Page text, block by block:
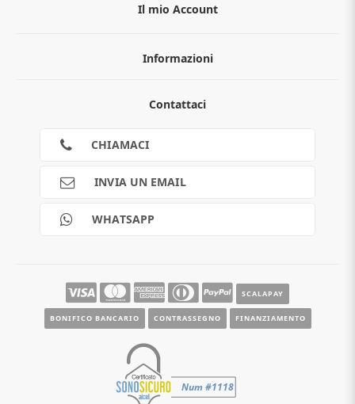
Il mio Account
Informazioni
Guida all'acquisto
Scalapay
Contattaci
CHIAMACI
INVIA UN EMAIL
WHATSAPP
SCALAPAY
BONIFICO BANCARIO CONTRASSEGNO FINANZIAMENTO